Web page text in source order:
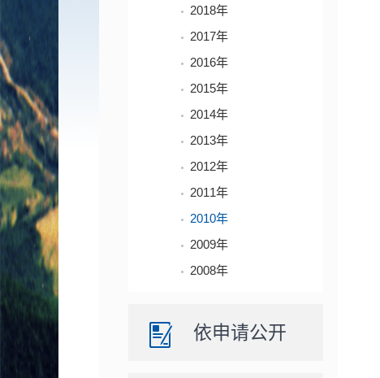
2018年
2017年
2016年
2015年
2014年
2013年
2012年
2011年
2010年
2009年
2008年
依申请公开